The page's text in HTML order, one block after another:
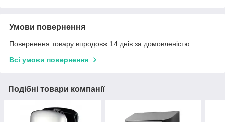
Умови повернення
Повернення товару впродовж 14 днів за домовленістю
Всі умови повернення
Подібні товари компанії